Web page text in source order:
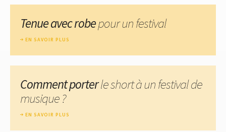
Tenue avec robepour un festival
EN SAVOIR PLUS
Comment porterle short à un festival de
musique ?
EN SAVOIR PLUS